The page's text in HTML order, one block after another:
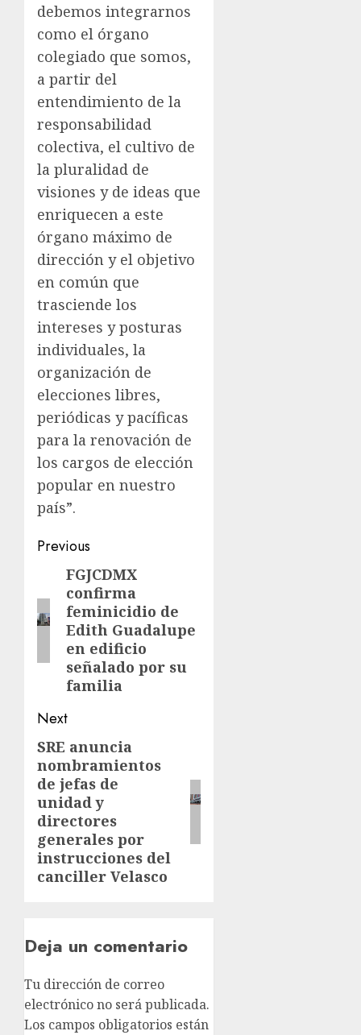
debemos integrarnos
como el órgano
colegiado que somos,
a partir del
entendimiento de la
responsabilidad
colectiva, el cultivo de
la pluralidad de
visiones y de ideas que
enriquecen a este
órgano máximo de
dirección y el objetivo
en común que
trasciende los
intereses y posturas
individuales, la
organización de
elecciones libres,
periódicas y pacíficas
para la renovación de
los cargos de elección
popular en nuestro
país”.
Previous
FGJCDMX
confirma
feminicidio de
Edith Guadalupe
en edificio
señalado por su
familia
Next
SRE anuncia
nombramientos
de jefas de
unidad y
directores
generales por
instrucciones del
canciller Velasco
Deja un comentario
Tu dirección de correo
electrónico no será publicada.
Los campos obligatorios están